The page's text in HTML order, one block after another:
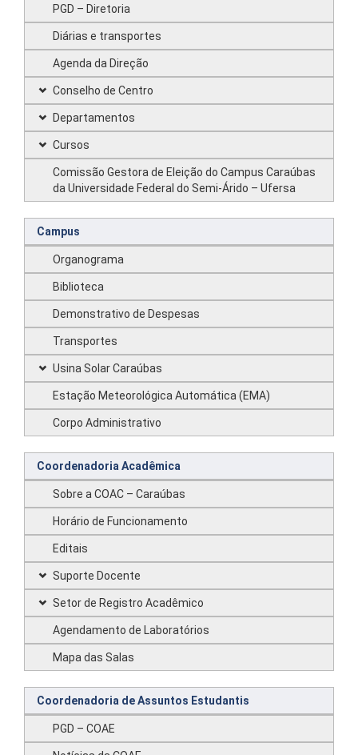
PGD – Diretoria
Diárias e transportes
Agenda da Direção
Conselho de Centro
Departamentos
Cursos
Comissão Gestora de Eleição do Campus Caraúbas
da Universidade Federal do Semi-Árido – Ufersa
Campus
Organograma
Biblioteca
Demonstrativo de Despesas
Transportes
Usina Solar Caraúbas
Estação Meteorológica Automática (EMA)
Corpo Administrativo
Coordenadoria Acadêmica
Sobre a COAC – Caraúbas
Horário de Funcionamento
Editais
Suporte Docente
Setor de Registro Acadêmico
Agendamento de Laboratórios
Mapa das Salas
Coordenadoria de Assuntos Estudantis
PGD – COAE